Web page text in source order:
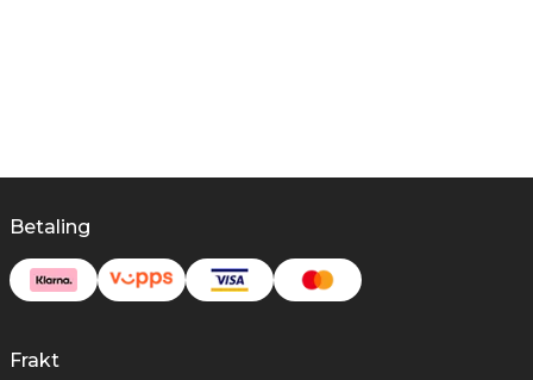
Betaling
Frakt